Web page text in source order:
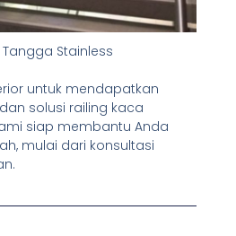
Tangga Stainless
untuk mendapatkan
solusi railing kaca
siap membantu Anda
mulai dari konsultasi